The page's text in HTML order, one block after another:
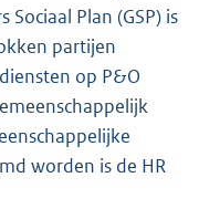
Sociaal Plan (GSP) is
partijen
op P&O
worden is de HR